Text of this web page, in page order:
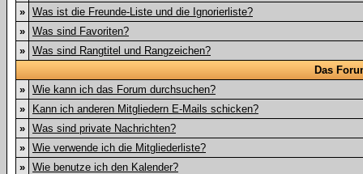
» Was ist die Freunde-Liste und die Ignorierliste?
» Was sind Favoriten?
» Was sind Rangtitel und Rangzeichen?
Das
» Wie kann ich das Forum durchsuchen?
»
Kann ich anderen Mitgliedern E-Mails schicken?
» Was sind private Nachrichten?
» Wie verwende ich die Mitgliederliste?
» Wie benutze ich den Kalender?